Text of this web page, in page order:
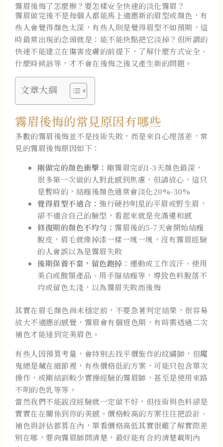
霧眉後悔了怎麼辦？要怎樣安全快速的淡化霧眉？
霧眉做完後不是每個人都能馬上適應新的眉型或顏色，有
些人會覺得顏色太深，有些人則是覺得眉型不如預期，這
時最常出現的念頭就是：能不能快點把它淡掉？但所謂的
快速不能建立在傷害皮膚的前提下，了解什麼方式安全、
什麼時候該等，才不會在後悔之後又產生新的問題。
文章大綱
霧眉後悔的常見原因有哪些
多數的霧眉後悔並不是技術失敗，而是來自心理落差，常
見的霧眉後悔原因如下：
剛做完的顏色衝擊： 剛霧眉完的1-3天顏色最深，
很多第一次做的人對此感到焦慮，但請放心，這只
是暫時的，結痂後顏色通常會淡化20%-30%
覺得眉型不適合： 強行硬抄明星的平眉或野生眉，
卻不適合自己的臉型，看起來就是充滿違和感
修復期的顏色不均勻：霧眉後的5-7天會開始結痂
脫皮，眉毛就像掉漆一樣一塊一塊，沒有霧眉經驗
的人會誤以為是霧眉失敗
後期保養不當，留色跑掉 ：運動或工作流汗、使用
美白或酸類產品、用手摳結痂等，導致色料脫落不
均或留色太淺，以為霧眉失敗而後悔
其實在眉毛顏色尚未穩定前，不要急著判定結果，很容易
放大不適應的感覺，霧眉會有個返色期，有時需透過二次
補色才能達到完美眉色。
有些人因預算考量，會特別去找平價施作的紋繡師，但魔
鬼總是藏在細節裡，有些價格低的方案，可能只包含單次
操作，或剛結訓較少實操經驗的霧眉師，甚至是使用來路
不明的色乳等等。
當然我們不能說沒經驗就一定做不好，但技術與色料卻是
實實在在關係到你的美感。價格較高的方案往往把設計、
補色與評估都算在內，單看價格高低其實很難了解實際差
別在哪，要向霧眉師問清楚，最好能有合約清楚載明內